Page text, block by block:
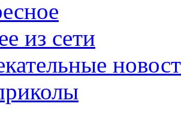
из сети